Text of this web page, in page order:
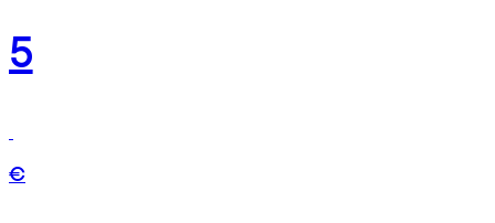
5
€